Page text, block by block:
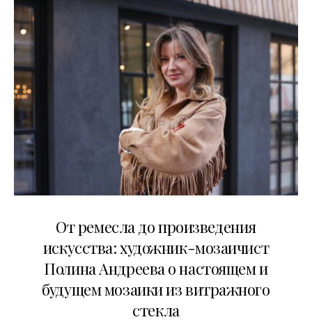
От ремесла до произведения
искусства: художник-мозаичист
Полина Андреева о настоящем и
будущем мозаики из витражного
стекла